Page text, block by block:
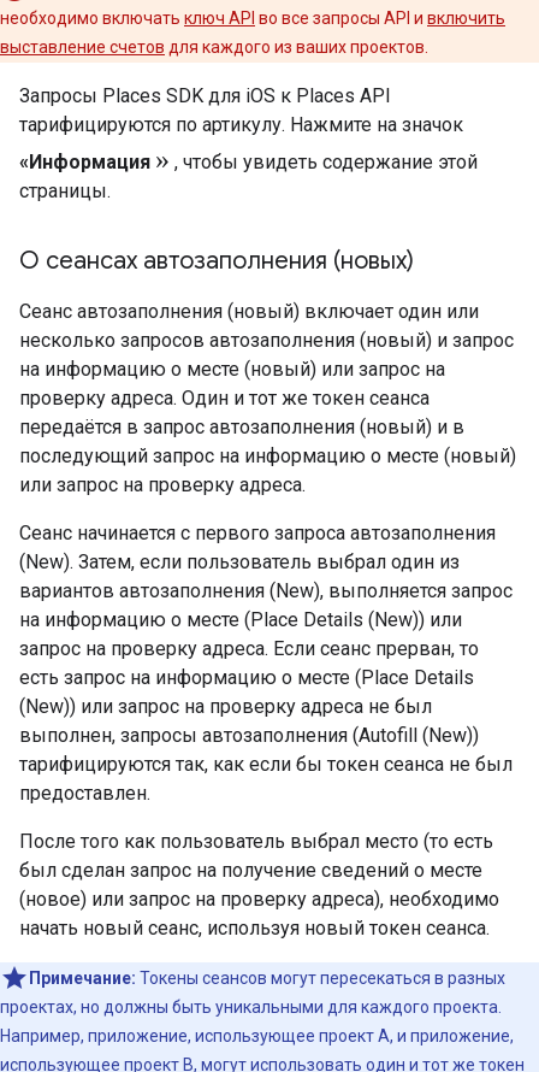
необходимо включать ключ API во все запросы API и включить
выставление счетов для каждого из ваших проектов.
Запросы Places SDK для iOS к Places API
тарифицируются по артикулу. Нажмите на значок
«Информация » , чтобы увидеть содержание этой
страницы.
О сеансах автозаполнения (новых)
Сеанс автозаполнения (новый) включает один или
несколько запросов автозаполнения (новый) и запрос
на информацию о месте (новый) или запрос на
проверку адреса. Один и тот же токен сеанса
передаётся в запрос автозаполнения (новый) и в
последующий запрос на информацию о месте (новый)
или запрос на проверку адреса.
Сеанс начинается с первого запроса автозаполнения
(New). Затем, если пользователь выбрал один из
вариантов автозаполнения (New), выполняется запрос
на информацию о месте (Place Details (New)) или
запрос на проверку адреса. Если сеанс прерван, то
есть запрос на информацию о месте (Place Details
(New)) или запрос на проверку адреса не был
выполнен, запросы автозаполнения (Autofill (New))
тарифицируются так, как если бы токен сеанса не был
предоставлен.
После того как пользователь выбрал место (то есть
был сделан запрос на получение сведений о месте
(новое) или запрос на проверку адреса), необходимо
начать новый сеанс, используя новый токен сеанса.
Примечание: Токены сеансов могут пересекаться в разных
проектах, но должны быть уникальными для каждого проекта.
Например, приложение, использующее проект A, и приложение,
использующее проект B, могут использовать один и тот же токен